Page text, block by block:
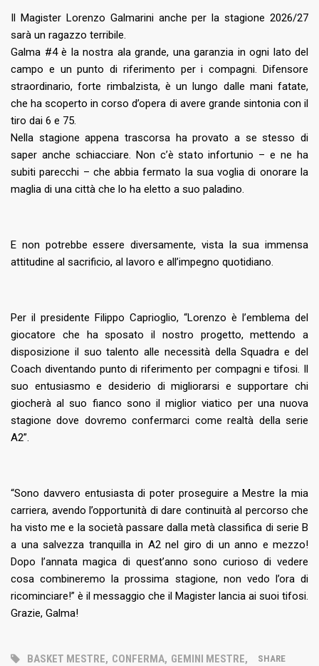
Il Magister Lorenzo Galmarini anche per la stagione 2026/27
sarà un ragazzo terribile.
Galma #4 è la nostra ala grande, una garanzia in ogni lato del
campo e un punto di riferimento per i compagni. Difensore
straordinario, forte rimbalzista, è un lungo dalle mani fatate,
che ha scoperto in corso d’opera di avere grande sintonia con il
tiro dai 6 e 75.
Nella stagione appena trascorsa ha provato a se stesso di
saper anche schiacciare. Non c’è stato infortunio – e ne ha
subiti parecchi – che abbia fermato la sua voglia di onorare la
maglia di una città che lo ha eletto a suo paladino.
E non potrebbe essere diversamente, vista la sua immensa
attitudine al sacrificio, al lavoro e all’impegno quotidiano.
Per il presidente Filippo Caprioglio, “Lorenzo è l’emblema del
giocatore che ha sposato il nostro progetto, mettendo a
disposizione il suo talento alle necessità della Squadra e del
Coach diventando punto di riferimento per compagni e tifosi. Il
suo entusiasmo e desiderio di migliorarsi e supportare chi
giocherà al suo fianco sono il miglior viatico per una nuova
stagione dove dovremo confermarci come realtà della serie
A2”.
“Sono davvero entusiasta di poter proseguire a Mestre la mia
carriera, avendo l’opportunità di dare continuità al percorso che
ha visto me e la società passare dalla metà classifica di serie B
a una salvezza tranquilla in A2 nel giro di un anno e mezzo!
Dopo l’annata magica di quest’anno sono curioso di vedere
cosa combineremo la prossima stagione, non vedo l’ora di
ricominciare!” è il messaggio che il Magister lancia ai suoi tifosi.
Grazie, Galma!
BASKET MESTRE, CONFERMA, GEMINI MESTRE,
SHARE